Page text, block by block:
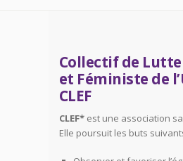
Collectif de
et Féministe de
CLEF
CLEF* est une association
Elle poursuit les buts